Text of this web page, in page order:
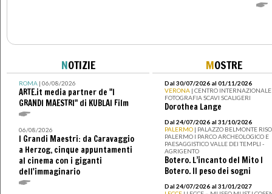
NOTIZIE
ROMA | 06/08/2026
ARTE.it media partner de "I
GRANDI MAESTRI" di KUBLAI Film
06/08/2026
I Grandi Maestri: da Caravaggio
a Herzog, cinque appuntamenti
al cinema con i giganti
dell'immaginario
MOSTRE
Dal 30/07/2026 al 01/11/2026
VERONA | CENTRO
FOTOGRAFIA SCAVI SCALIGERI
Dorothea Lange
Dal 24/07/2026 al 31/10/2026
PALERMO | PALAZZO BELMONTE
PALERMO I PARCO ARCHEOLOGICO E
PAESAGGISTICO VALLE DEI TEMPLI -
AGRIGENTO
Botero. L’incanto del Mito I
Botero. Il peso dei sogni
Dal 24/07/2026 al 31/01/2027